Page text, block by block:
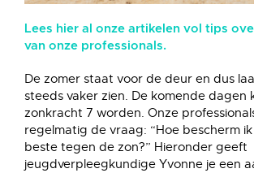
Lees hier al onze artikelen vol tips
van onze professionals.
De zomer staat voor de deur en dus
steeds vaker zien. De komende dagen
zonkracht 7 worden. Onze
regelmatig de vraag: “Hoe bescherm
beste tegen de zon?” Hieronder geeft
jeugdverpleegkundige Yvonne je een